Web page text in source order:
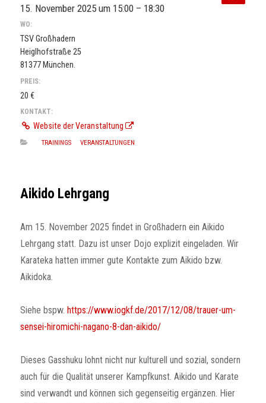
15. November 2025 um 15:00 – 18:30
WO:
TSV Großhadern
Heiglhofstraße 25
81377 München.
PREIS:
20 €
KONTAKT:
Website der Veranstaltung
TRAININGS VERANSTALTUNGEN
Aikido Lehrgang
Am 15. November 2025 findet in Großhadern ein Aikido
Lehrgang statt. Dazu ist unser Dojo explizit eingeladen. Wir
Karateka hatten immer gute Kontakte zum Aikido bzw.
Aikidoka.
Siehe bspw.https://www.iogkf.de/2017/12/08/trauer-um-
sensei-hiromichi-nagano-8-dan-aikido/
Dieses Gasshuku lohnt nicht nur kulturell und sozial, sondern
auch für die Qualität unserer Kampfkunst. Aikido und Karate
sind verwandt und können sich gegenseitig ergänzen. Hier